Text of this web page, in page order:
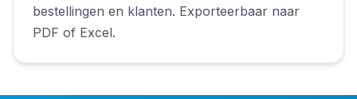
bestellingen en klanten. Exporteerbaar naar
PDF of Excel.